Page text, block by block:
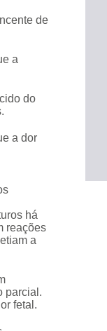
de
a
do
a dor
há
reações
a
parcial.
fetal.